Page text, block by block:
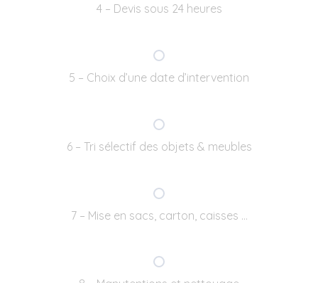
4 – Devis sous 24 heures
5 – Choix d’une date d’intervention
6 – Tri sélectif des objets & meubles
7 – Mise en sacs, carton, caisses …